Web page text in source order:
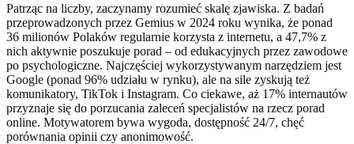
Patrząc na liczby, zaczynamy rozumieć skalę zjawiska. Z badań
przeprowadzonych przez Gemius w 2024 roku wynika, że ponad
36 milionów Polaków regularnie korzysta z internetu, a 47,7% z
nich aktywnie poszukuje porad – od edukacyjnych przez zawodowe
po psychologiczne. Najczęściej wykorzystywanym narzędziem jest
Google (ponad 96% udziału w rynku), ale na sile zyskują też
komunikatory, TikTok i Instagram. Co ciekawe, aż 17% internautów
przyznaje się do porzucania zaleceń specjalistów na rzecz porad
online. Motywatorem bywa wygoda, dostępność 24/7, chęć
porównania opinii czy anonimowość.